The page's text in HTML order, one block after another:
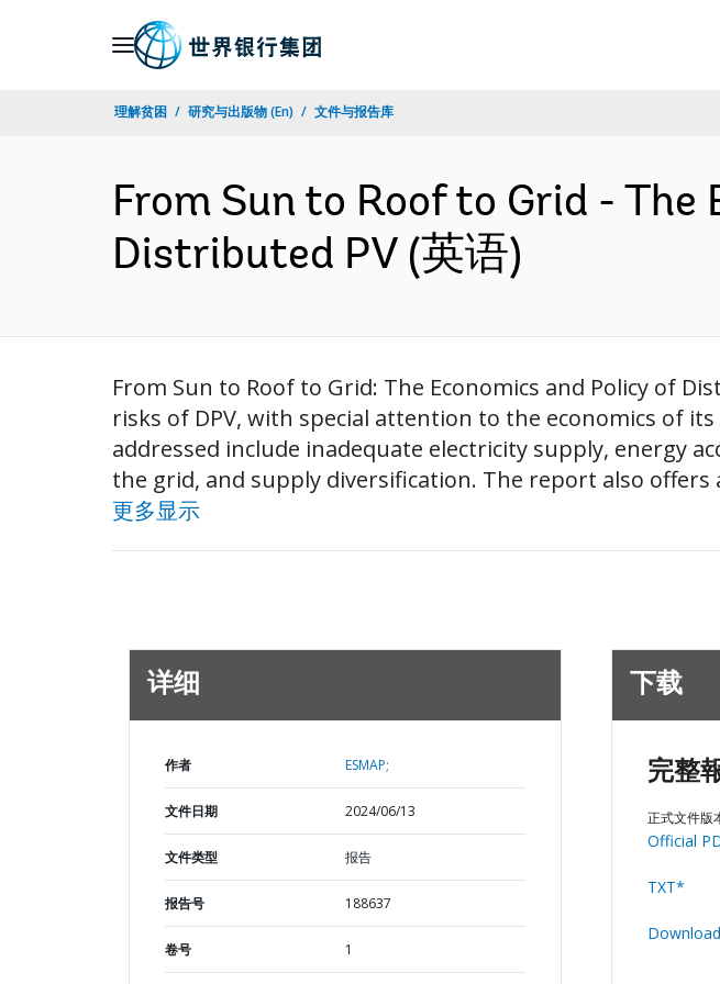
理解贫困 研究与出版物 (En) 文件与报告库
From Sun to Roof to Grid - The
Distributed PV (英语)
From Sun to Roof to Grid: The Economics and Policy of
risks of DPV, with special attention to the economics of
addressed include inadequate electricity supply, energy
the grid, and supply diversification. The report also offers
更多显示
详细
作者 ESMAP;
文件日期 2024/06/13
文件类型 报告
报告号 188637
卷号 1
下载
完整
正式文件版
Official
TXT*